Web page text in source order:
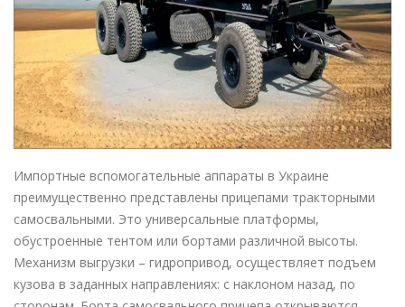
Импортные вспомогательные аппараты в Украине
преимущественно представлены прицепами тракторными
самосвальными. Это универсальные платформы,
обустроенные тентом или бортами различной высоты.
Механизм выгрузки – гидропривод, осуществляет подъем
кузова в заданных направлениях: с наклоном назад, по